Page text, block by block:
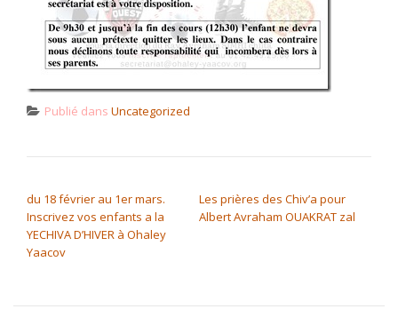
Publié dans Uncategorized
du 18 février au 1er mars.
Inscrivez vos enfants a la
YECHIVA D’HIVER à Ohaley
Yaacov
Les prières des Chiv’a pour
Albert Avraham OUAKRAT zal